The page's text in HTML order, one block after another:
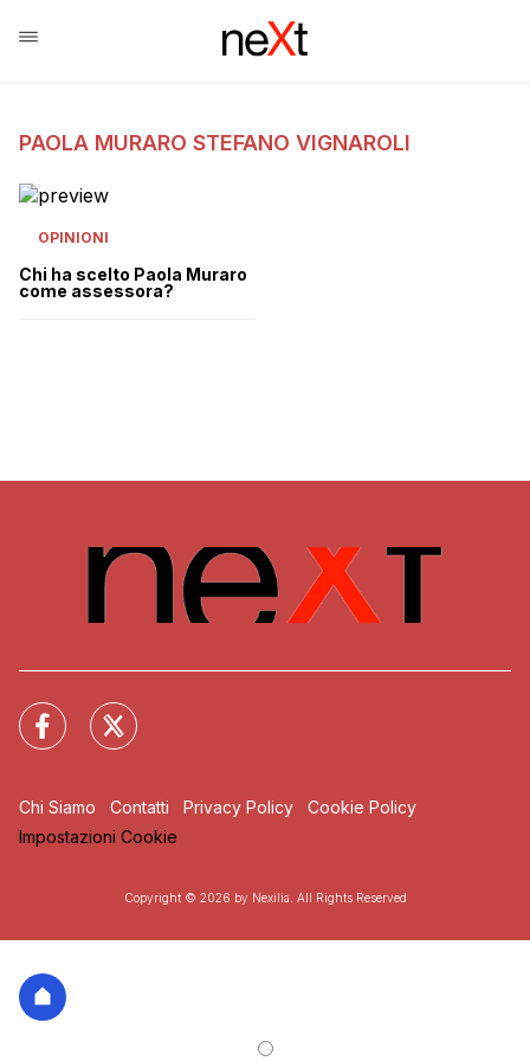
PAOLA MURARO STEFANO VIGNAROLI
OPINIONI
Chi ha scelto Paola Muraro
come assessora?
Chi Siamo Contatti Privacy Policy
Cookie Policy
Impostazioni Cookie
Copyright © 2026 by Nexilia. All Rights Reserved